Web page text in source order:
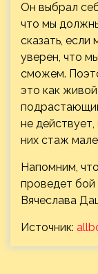
Он выбрал
что мы
сказать,
уверен, что
сможем.
это как
не
них стаж
Напомним,
проведет бой
Вячеслава
Источник: